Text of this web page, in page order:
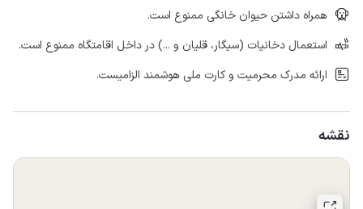
همراه داشتن حیوان خانگی ممنوع است.
استعمال دخانیات (سیگار، قلیان و ...) در داخل اقامتگاه ممنوع است.
ارائه مدرک محرمیت و کارت ملی هوشمند الزامیست.
نقشه